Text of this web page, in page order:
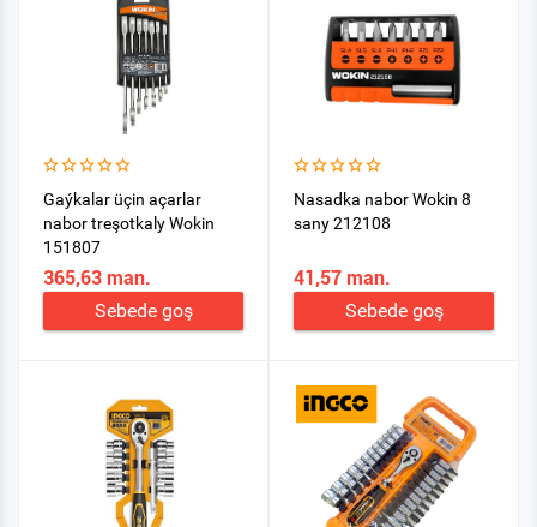
Gaýkalar üçin açarlar
nabor treşotkaly Wokin
151807
365,63 man.
Sebede goş
Nasadka nabor Wokin 8
sany 212108
41,57 man.
Sebede goş